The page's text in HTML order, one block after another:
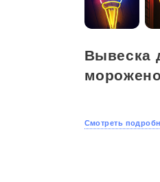
Вывеска
Смотреть